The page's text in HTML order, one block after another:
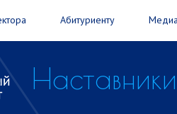
Абитуриенту Медиа